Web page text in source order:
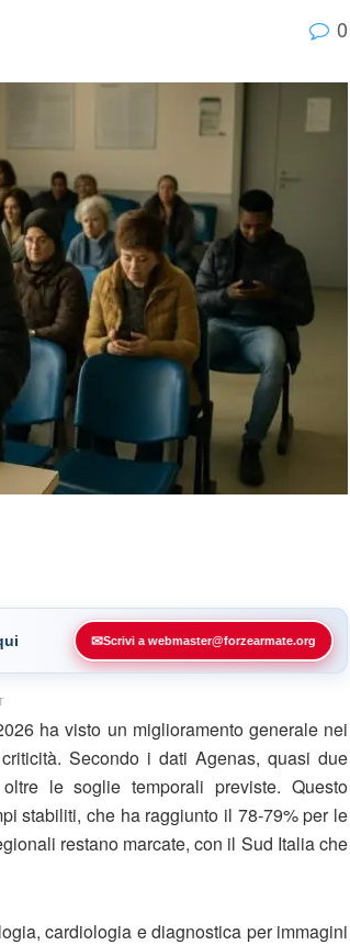
0
✉Scrivi a webmaster@forzearmate.org
ha visto un miglioramento generale nei
Secondo i dati Agenas, quasi due
le soglie temporali previste. Questo
stabiliti, che ha raggiunto il 78-79% per le
restano marcate, con il Sud Italia che
cardiologia e diagnostica per immagini